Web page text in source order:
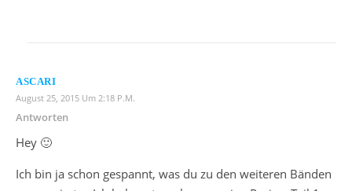
ASCARI
August 25, 2015 Um 2:18 P.m.
Antworten
Hey 🙂
Ich bin ja schon gespannt, was du zu den weiteren Bänden